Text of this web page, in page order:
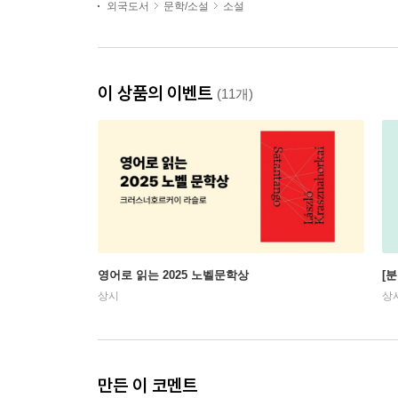
외국도서 문학/소설 소설
이 상품의 이벤트 (11개)
영어로 읽는 2025 노벨문학상
상시
[
상
만든 이 코멘트